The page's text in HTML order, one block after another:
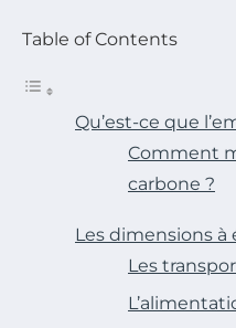
Table of Contents
Qu’est-ce que
Comment
carbone ?
Les dimensions à
Les